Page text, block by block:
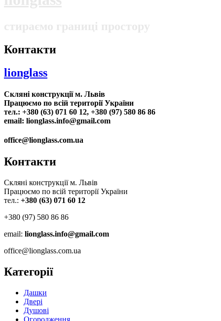
Контакти
lionglass
Скляні конструкції м. Львів
Працюємо по всій території України
тел.: +380 (63) 071 60 12, +380 (97) 580 86 86
email: lionglass.info@gmail.com
office@lionglass.com.ua
Контакти
Скляні конструкції м. Львів
Працюємо по всій території України
тел.: +380 (63) 071 60 12
+380 (97) 580 86 86
email: lionglass.info@gmail.com
office@lionglass.com.ua
Категорії
Дашки
Двері
Душові